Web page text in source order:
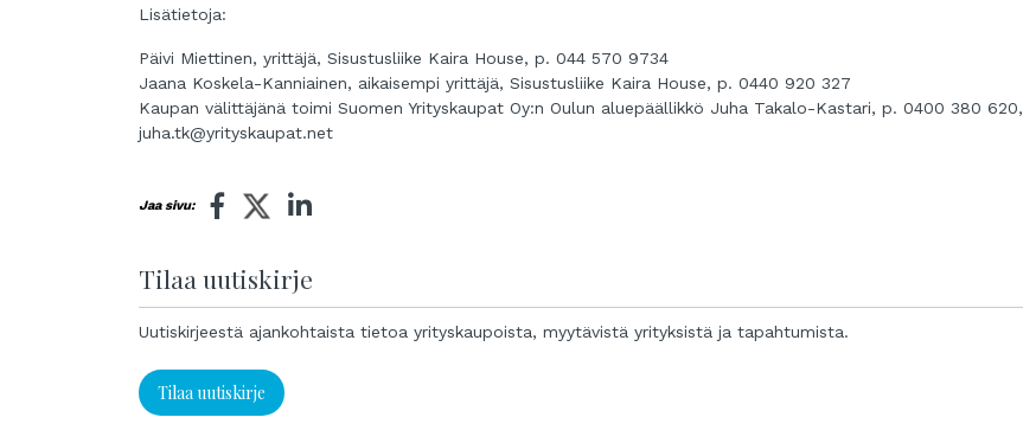
Lisätietoja:
Päivi Miettinen, yrittäjä, Sisustusliike Kaira House, p. 044 570 9734
Jaana Koskela-Kanniainen, aikaisempi yrittäjä, Sisustusliike Kaira House, p. 0440 920 327
Kaupan välittäjänä toimi Suomen Yrityskaupat Oy:n Oulun aluepäällikkö Juha Takalo-Kastari, p. 0400 380 620,
juha.tk@yrityskaupat.net
Jaa sivu:
Tilaa uutiskirje
Uutiskirjeestä ajankohtaista tietoa yrityskaupoista, myytävistä yrityksistä ja tapahtumista.
Tilaa uutiskirje